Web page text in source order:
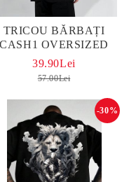
TRICOU BĂRBAȚI
CASH1 OVERSIZED
39.90Lei
57.00Lei
-30%